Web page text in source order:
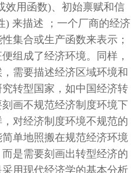
效用函数)、初始禀赋和信
) 来描述
；一个厂商的经济
集合或生产函数来表示；
组成了经济环境。同样，
需要描述经济区域环境和
转型国家，如中国经济转
画不规范经济制度环境下
对经济制度环境不规范的
单地照搬在规范经济环境
是需要刻画出转型经济的
用现代经济学的基本分析